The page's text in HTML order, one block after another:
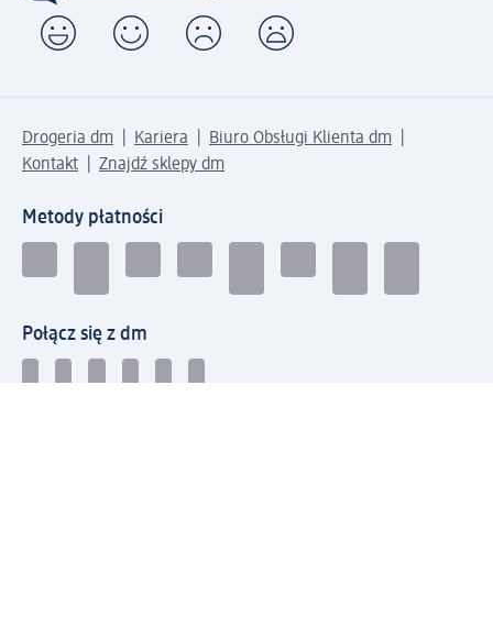
Drogeria dm Kariera
Biuro Obsługi Klienta dm
Kontakt
Znajdź sklepy dm
Metody płatności
Połącz się z dm